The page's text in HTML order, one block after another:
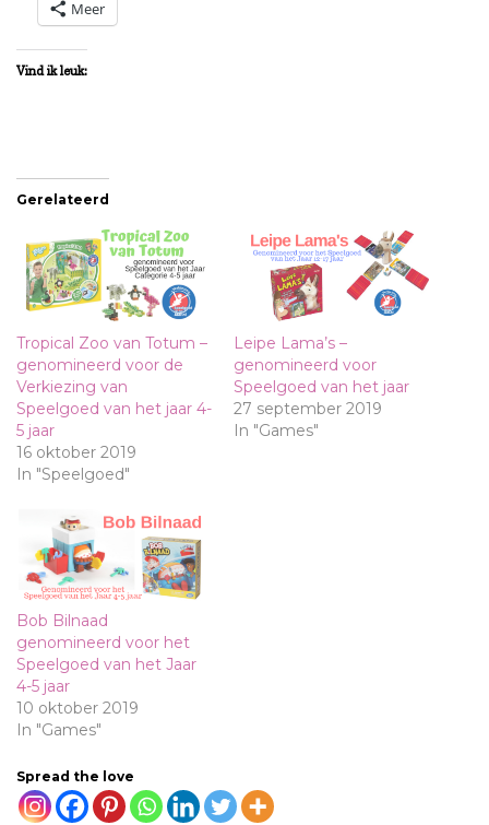
Meer
Vind ik leuk:
Gerelateerd
Tropical Zoo van Totum –
genomineerd voor de
Verkiezing van
Speelgoed van het jaar 4-
5 jaar
16 oktober 2019
In "Speelgoed"
Leipe Lama’s –
genomineerd voor
Speelgoed van het jaar
27 september 2019
In "Games"
Bob Bilnaad
genomineerd voor het
Speelgoed van het Jaar
4-5 jaar
10 oktober 2019
In "Games"
Spread the love